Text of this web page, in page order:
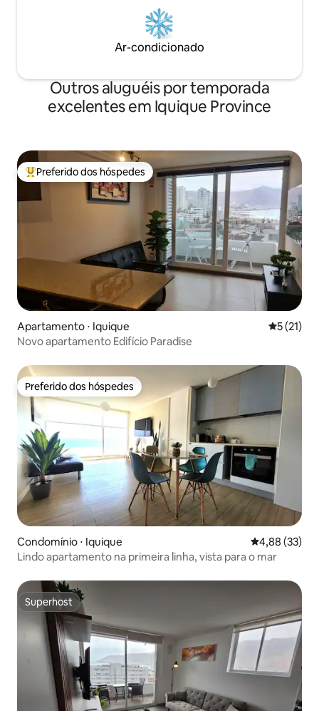
Ar-condicionado
Outros aluguéis por temporada
excelentes em Iquique Province
Entre os melhores preferidos dos hóspedes
Preferido dos hóspedes
Apartamento ⋅ Iquique 5 de uma
5 (21)
Novo apartamento Edifício Paradise
Preferido dos hóspedes
Preferido dos hóspedes
Condomínio ⋅ Iquique 4,88 de uma
4,88 (33)
Lindo apartamento na primeira linha, vista para o mar
Superhost
Superhost